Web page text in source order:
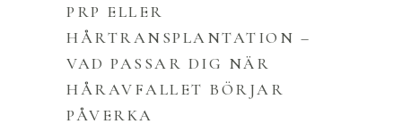
PRP ELLER
HÅRTRANSPLANTATION –
VAD PASSAR DIG NÄR
HÅRAVFALLET BÖRJAR
PÅVERKA